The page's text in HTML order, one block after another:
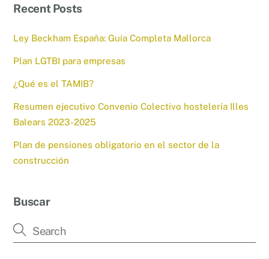
Recent Posts
Ley Beckham España: Guía Completa Mallorca
Plan LGTBI para empresas
¿Qué es el TAMIB?
Resumen ejecutivo Convenio Colectivo hostelería Illes
Balears 2023-2025
Plan de pensiones obligatorio en el sector de la
construcción
Buscar